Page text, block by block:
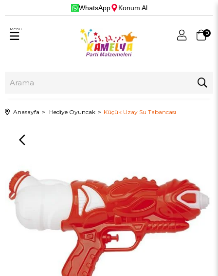
WhatsApp Konum Al
0
Menu
Anasayfa Hediye Oyuncak Küçük Uzay Su Tabancası